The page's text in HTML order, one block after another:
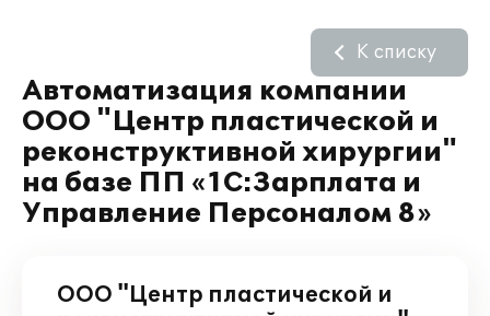
Автоматизация компании
ООО "Центр пластической и
реконструктивной хирургии"
на базе ПП «1С:Зарплата и
Управление Персоналом 8»
К списку
ООО "Центр пластической и